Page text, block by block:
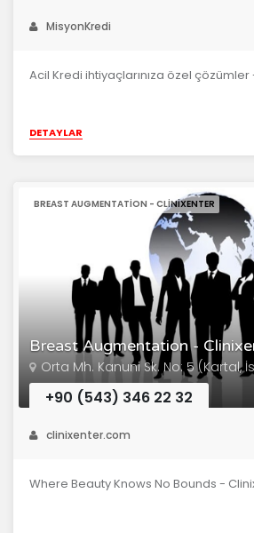
MisyonKredi
Acil Kredi ihtiyaçlarınıza özel
DETAYLAR
Breast Augmentation -
BREAST AUGMENTATION - CLINIXENTER
Orta Mh. Kanuni Sk. No: 5 (Kartal,
+90 (543) 346 22 32
clinixenter.com
Where Beauty Knows No Bounds -